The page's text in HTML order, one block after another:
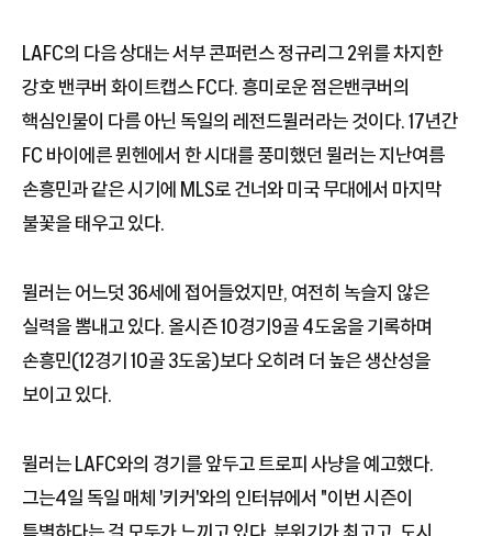
LAFC의 다음 상대는 서부 콘퍼런스 정규리그 2위를 차지한
강호 밴쿠버 화이트캡스 FC다. 흥미로운 점은밴쿠버의
핵심인물이 다름 아닌 독일의 레전드뮐러라는 것이다. 17년간
FC 바이에른 뮌헨에서 한 시대를 풍미했던 뮐러는 지난여름
손흥민과 같은 시기에 MLS로 건너와 미국 무대에서 마지막
불꽃을 태우고 있다.
뮐러는 어느덧 36세에 접어들었지만, 여전히 녹슬지 않은
실력을 뽐내고 있다. 올시즌 10경기9골 4도움을 기록하며
손흥민(12경기 10골 3도움)보다 오히려 더 높은 생산성을
보이고 있다.
뮐러는 LAFC와의 경기를 앞두고 트로피 사냥을 예고했다.
그는4일 독일 매체 '키커'와의 인터뷰에서 "이번 시즌이
특별하다는 걸 모두가 느끼고 있다. 분위기가 최고고, 도시